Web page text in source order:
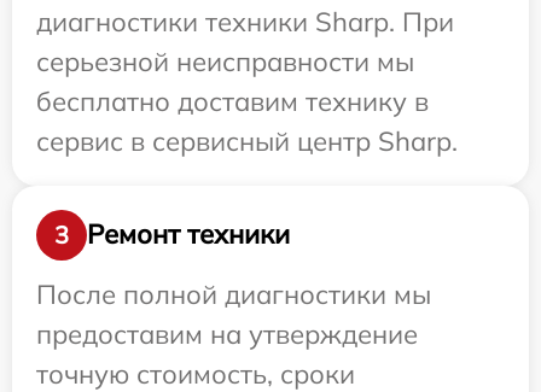
диагностики техники Sharp. При
серьезной неисправности мы
бесплатно доставим технику в
сервис в сервисный центр Sharp.
3
Ремонт техники
После полной диагностики мы
предоставим на утверждение
точную стоимость, сроки